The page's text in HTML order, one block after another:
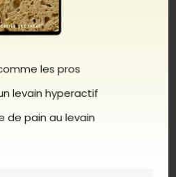
rafraîchis, que ce soit ceux
l’entretenir. La bonne
Il s’agit de mettre en
les pros
levain hyperactif
de pain au levain